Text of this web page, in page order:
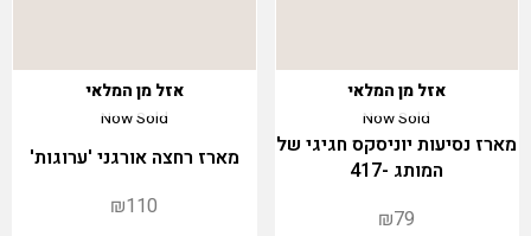
Now Sold
אזל מן המלאי
מארז נסיעות יוניסקס חגיגי של
המותג -417
₪79
Now Sold
אזל מן המלאי
מארז רחצה אורגני 'ערוגות'
₪110